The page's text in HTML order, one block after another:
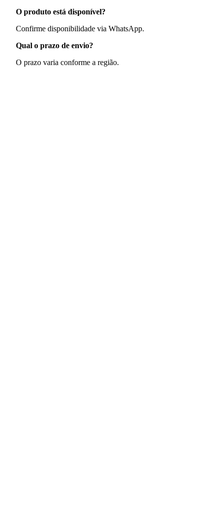
O produto está disponível?
Confirme disponibilidade via WhatsApp.
Qual o prazo de envio?
O prazo varia conforme a região.